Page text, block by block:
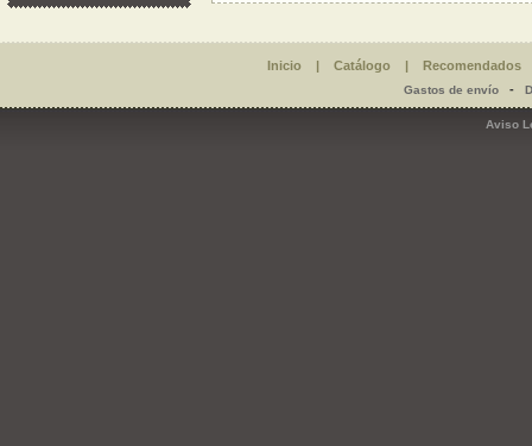
Inicio | Catálogo | Recomendados
Gastos de envío-
Aviso